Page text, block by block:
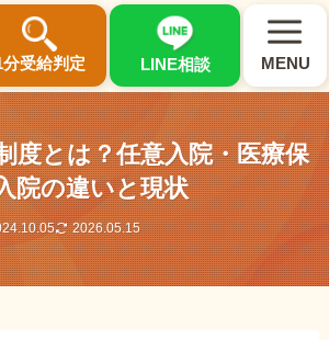
分受給判定 LINE相談 MENU
×
理由
談料0円・受給後報酬型
ト料金について
度とは？任意入院・医療保
院の違いと現状
2026.05.15